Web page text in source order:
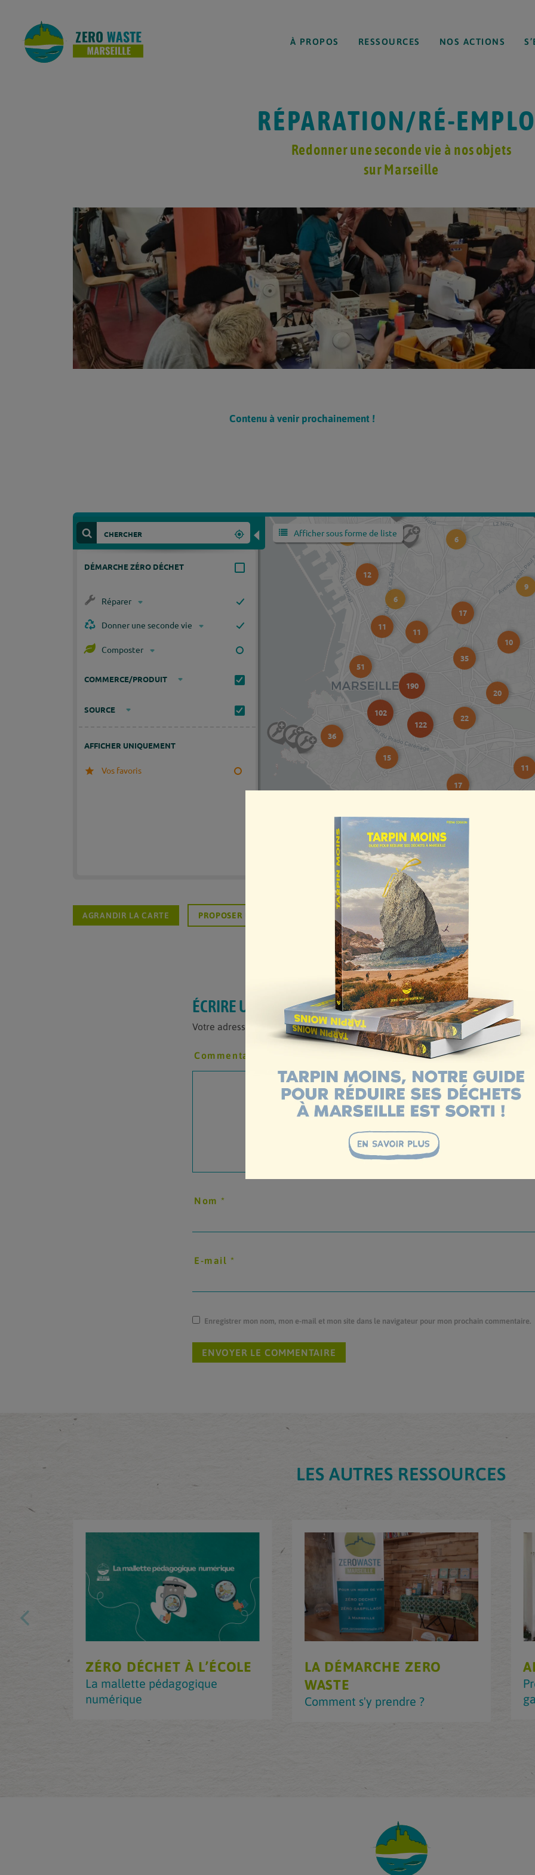
À PROPOS RESSOURCES NOS ACTIONS
RÉPARATION/RÉ-
Redonner une seconde vie à nos objets
sur Marseille
Contenu à venir prochainement !
AGRANDIR LA CARTE PROPOSER UN LIEU
ÉCRIRE UN COMMENTAIRE
Votre adresse e-mail ne sera pas publiée. Les champs obligatoires sont
Commentaire
Nom*
E-mail*
Enregistrer mon nom, mon e-mail et mon site dans le navigateur pour mon prochain commentaire.
LES AUTRES RESSOURCES
ZÉRO DÉCHET À L’ÉCOLE
La mallette pédagogique
numérique
LA DÉMARCHE ZERO
WASTE
Comment s'y prendre ?